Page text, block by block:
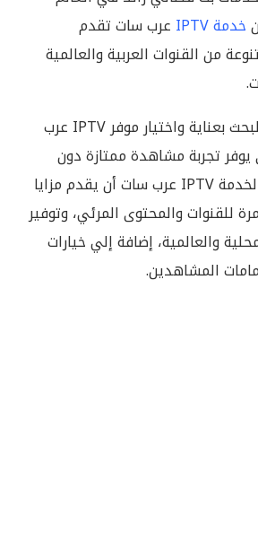
خدمة IPTV
عرب سات تقدم
من القنوات العربية والعالمية
من المهم أن يتم البحث بعناية واختيار موفر IPTV عرب
تجربة مشاهدة ممتازة دون
تقطيع. حيث يمكن لخدمة IPTV عرب سات أن يقدم مزايا
للقنوات والمحتوى المرئي، وتوفير
والعالمية، إضافة إلي خيارات
المشاهدين.